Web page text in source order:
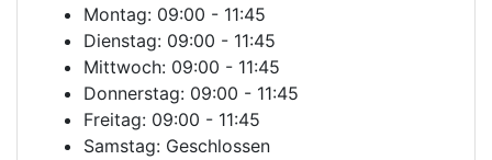
Montag: 09:00 - 11:45
Dienstag: 09:00 - 11:45
Mittwoch: 09:00 - 11:45
Donnerstag: 09:00 - 11:45
Freitag: 09:00 - 11:45
Samstag: Geschlossen